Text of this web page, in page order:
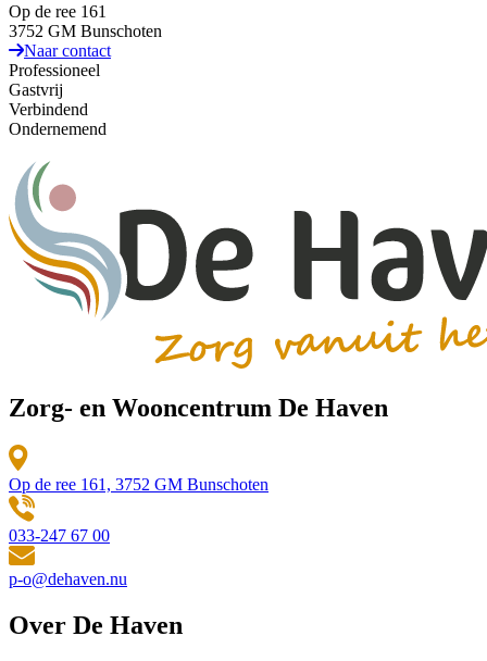
Op de ree 161
3752 GM Bunschoten
Naar contact
Professioneel
Gastvrij
Verbindend
Ondernemend
Zorg- en Wooncentrum De Haven
Op de ree 161, 3752 GM Bunschoten
033-247 67 00
p-o@dehaven.nu
Over De Haven